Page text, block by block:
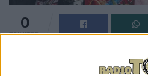
0
TRIMITERI